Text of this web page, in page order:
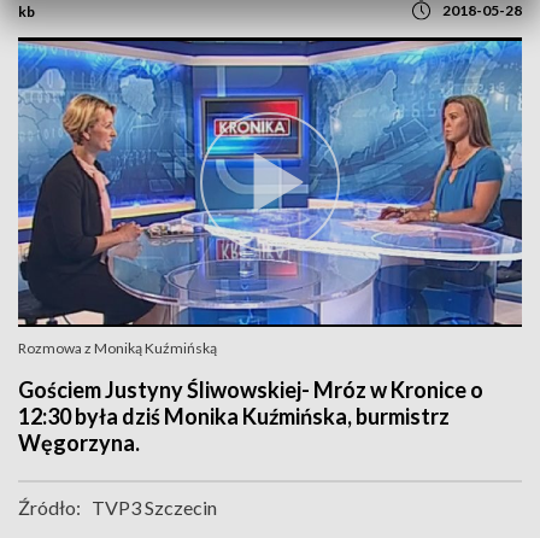
kb 2018-05-28
Rozmowa z Moniką Kuźmińską
Gościem Justyny Śliwowskiej- Mróz w Kronice o
12:30 była dziś Monika Kuźmińska, burmistrz
Węgorzyna.
Źródło: TVP3 Szczecin